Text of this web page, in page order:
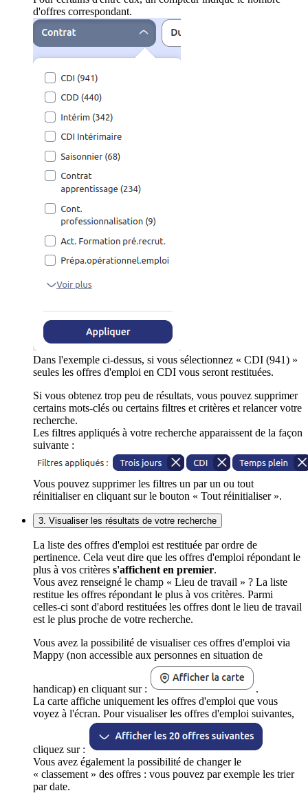
d'offres correspondant.
Dans l'exemple ci-dessus, si vous sélectionnez « CDI (941) »
seules les offres d'emploi en CDI vous seront restituées.
Si vous obtenez trop peu de résultats, vous pouvez supprimer
certains mots-clés ou certains filtres et critères et relancer votre
recherche.
Les filtres appliqués à votre recherche apparaissent de la façon
suivante :
Vous pouvez supprimer les filtres un par un ou tout
réinitialiser en cliquant sur le bouton « Tout réinitialiser ».
3. Visualiser les résultats de votre recherche
La liste des offres d'emploi est restituée par ordre de
pertinence. Cela veut dire que les offres d'emploi répondant le
plus à vos critères s'affichent en premier.
Vous avez renseigné le champ « Lieu de travail » ? La liste
restitue les offres répondant le plus à vos critères. Parmi
celles-ci sont d'abord restituées les offres dont le lieu de travail
est le plus proche de votre recherche.
Vous avez la possibilité de visualiser ces offres d'emploi via
Mappy (non accessible aux personnes en situation de
handicap) en cliquant sur :
.
La carte affiche uniquement les offres d'emploi que vous
voyez à l'écran. Pour visualiser les offres d'emploi suivantes,
cliquez sur :
Vous avez également la possibilité de changer le
« classement » des offres : vous pouvez par exemple les trier
par date.